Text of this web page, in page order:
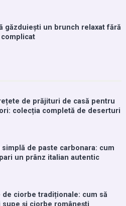
găzduiești un brunch relaxat fără
de prăjituri de casă pentru
colecția completă de deserturi
simplă de paste carbonara: cum
un prânz italian autentic
de ciorbe tradiționale: cum să